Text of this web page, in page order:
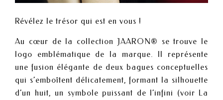
Révélez le trésor qui est en vous !
Au cœur de la collection JAARON® se trouve le
logo emblématique de la marque. Il représente
une fusion élégante de deux bagues conceptuelles
qui s’emboîtent délicatement, formant la silhouette
d’un huit, un symbole puissant de l’infini (voir La